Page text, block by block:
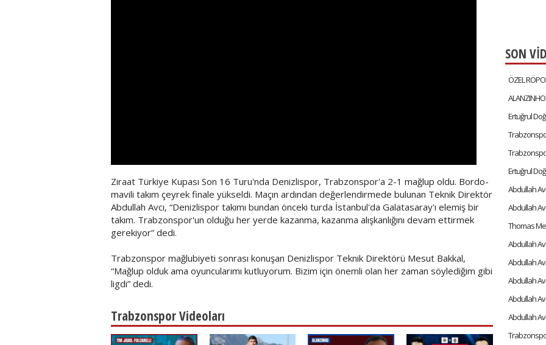
Ziraat Türkiye Kupası Son 16 Turu'nda Denizlispor, Trabzonspor'a 2-1 mağlup oldu. Bordo-
mavili takım çeyrek finale yükseldi. Maçın ardından değerlendirmede bulunan Teknik Direktör
Abdullah Avcı, “Denizlispor takımı bundan önceki turda İstanbul'da Galatasaray'ı elemiş bir
takım. Trabzonspor'un olduğu her yerde kazanma, kazanma alışkanlığını devam ettirmek
gerekiyor” dedi.
Trabzonspor mağlubiyeti sonrası konuşan Denizlispor Teknik Direktörü Mesut Bakkal,
“Mağlup olduk ama oyuncularımı kutluyorum. Bizim için önemli olan her zaman söylediğim gibi
ligdi” dedi.
Trabzonspor Videoları
SON
Abdullah
Abdullah